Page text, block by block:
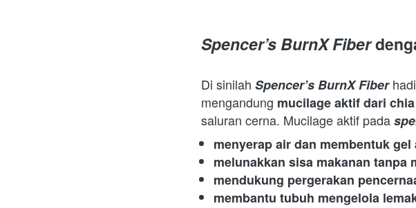
Spencer’s BurnX Fiber
Di sinilah Spencer’s BurnX Fiber
mengandung mucilage aktif dari
saluran cerna. Mucilage aktif pada
menyerap air dan membentuk gel
melunakkan sisa makanan tanpa
mendukung pergerakan
membantu tubuh mengelola